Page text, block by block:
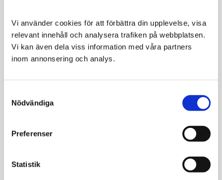
Vi använder cookies för att förbättra din upplevelse, visa
relevant innehåll och analysera trafiken på webbplatsen.
Vi kan även dela viss information med våra partners
inom annonsering och analys.
Selection
Nödvändiga
Preferenser
Statistik
Svenska
DjurApotekets
aptitretare för hund
och katt
Svenska
aptitretare för hund